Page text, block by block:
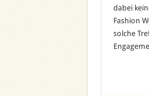
dabei
Fashion
solche